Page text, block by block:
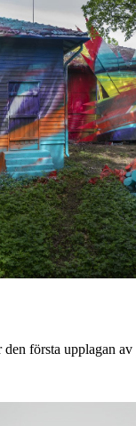
första upplagan